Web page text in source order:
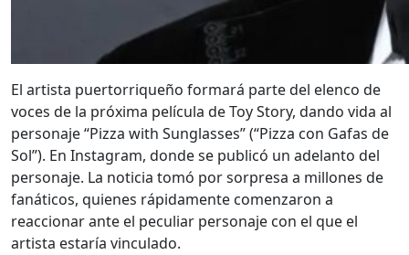
El artista puertorriqueño formará parte del elenco de
voces de la próxima película de Toy Story, dando vida al
personaje “Pizza with Sunglasses” (“Pizza con Gafas de
Sol”). En Instagram, donde se publicó un adelanto del
personaje. La noticia tomó por sorpresa a millones de
fanáticos, quienes rápidamente comenzaron a
reaccionar ante el peculiar personaje con el que el
artista estaría vinculado.